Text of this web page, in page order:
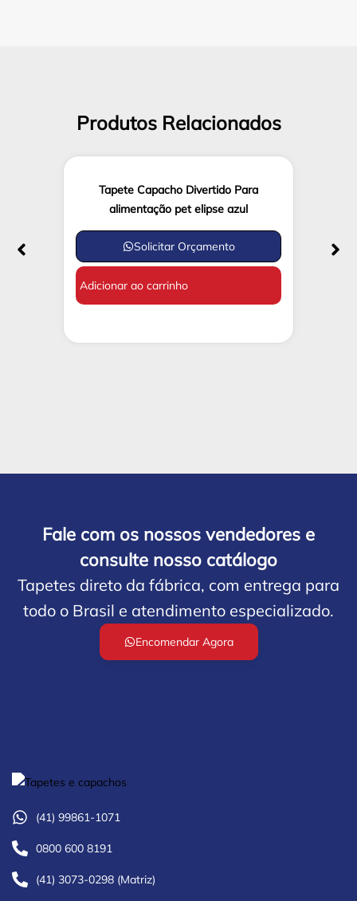
Produtos Relacionados
Tapete Capacho Divertido Para
alimentação pet elipse azul
Solicitar Orçamento
Adicionar ao carrinho
Fale com os nossos vendedores e
consulte nosso catálogo
Tapetes direto da fábrica, com entrega para
todo o Brasil e atendimento especializado.
Encomendar Agora
(41) 99861-1071
0800 600 8191
(41) 3073-0298 (Matriz)